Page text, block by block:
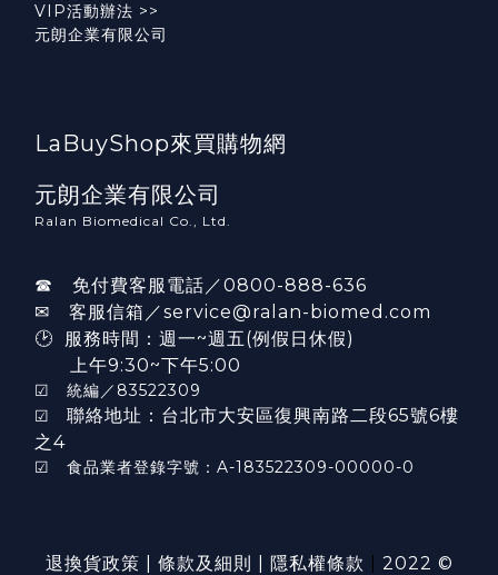
VIP活動辦法 >>
元朗企業有限公司
LaBuyShop來買購物網
元朗企業有限公司
Ralan Biomedical Co., Ltd.
☎ 免付費客服電話／0800-888-636
✉ 客服信箱／service@ralan-biomed.com
🕑 服務時間：週一~週五(例假日休假)
上午9:30~下午5:00
☑ 統編／83522309
☑ 聯絡地址：台北市大安區復興南路二段65號6樓
之4
☑ 食品業者登錄字號：A-183522309-00000-0
退換貨政策 條款及細則 隱私權條款 2022 ©